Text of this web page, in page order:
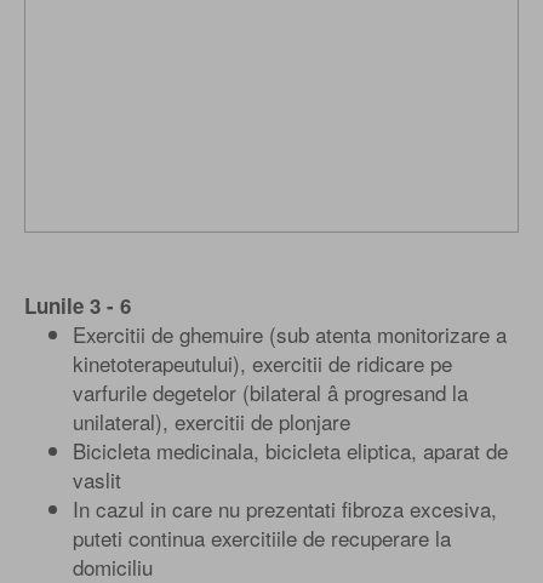
Lunile 3 - 6
Exercitii de ghemuire (sub atenta monitorizare a
kinetoterapeutului), exercitii de ridicare pe
varfurile degetelor (bilateral â progresand la
unilateral), exercitii de plonjare
Bicicleta medicinala, bicicleta eliptica, aparat de
vaslit
In cazul in care nu prezentati fibroza excesiva,
puteti continua exercitiile de recuperare la
domiciliu